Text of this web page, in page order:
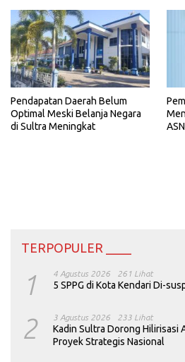
Pendapatan Daerah Belum
Optimal Meski Belanja Negara
di Sultra Meningkat
TERPOPULER ____
1 4 Agustus 2026 261 Lihat
5 SPPG di Kota Kendari Di-
2 3 Agustus 2026 233 Lihat
Kadin Sultra Dorong Hilirisasi
Proyek Strategis Nasional